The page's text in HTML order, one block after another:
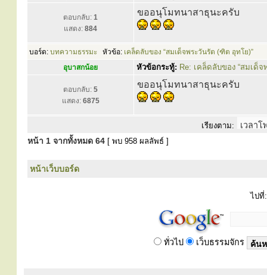
ตอบกลับ: 1
แสดง: 884
ขออนุโมทนาสาธุนะครับ
บอร์ด: บทความธรรมะ หัวข้อ: เคล็ดลับของ “สมเด็จพระวันรัต (ฑิต อุทโย)”
อุบาสกน้อย
หัวข้อกระทู้: Re: เคล็ดลับของ “สมเด็
ตอบกลับ: 5
แสดง: 6875
ขออนุโมทนาสาธุนะครับ
เรียงตาม:
หน้า 1 จากทั้งหมด 64 [ พบ 958 ผลลัพธ์ ]
หน้าเว็บบอร์ด
ไปที่:
ทั่วไป เว็บธรรมจักร